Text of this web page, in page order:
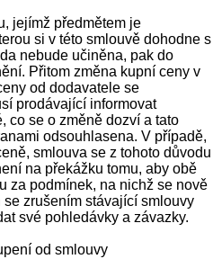
jejímž předmětem je
si v této smlouvě dohodne s
nebude učiněna, pak do
Přitom změna kupní ceny v
od dodavatele se
prodávající informovat
co se o změně dozví a tato
odsouhlasena. V případě,
smlouva se z tohoto důvodu
na překážku tomu, aby obě
za podmínek, na nichž se nově
zrušením stávající smlouvy
své pohledávky a závazky.
od smlouvy